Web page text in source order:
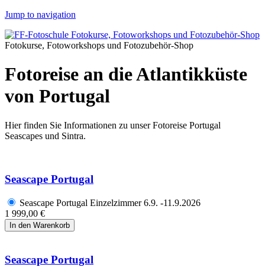
Jump to navigation
Fotokurse, Fotoworkshops und Fotozubehör-Shop
Fotoreise an die Atlantikküste
von Portugal
Hier finden Sie Informationen zu unser Fotoreise Portugal
Seascapes und Sintra.
Seascape Portugal
Seascape Portugal Einzelzimmer 6.9. -11.9.2026
1 999,00 €
Seascape Portugal